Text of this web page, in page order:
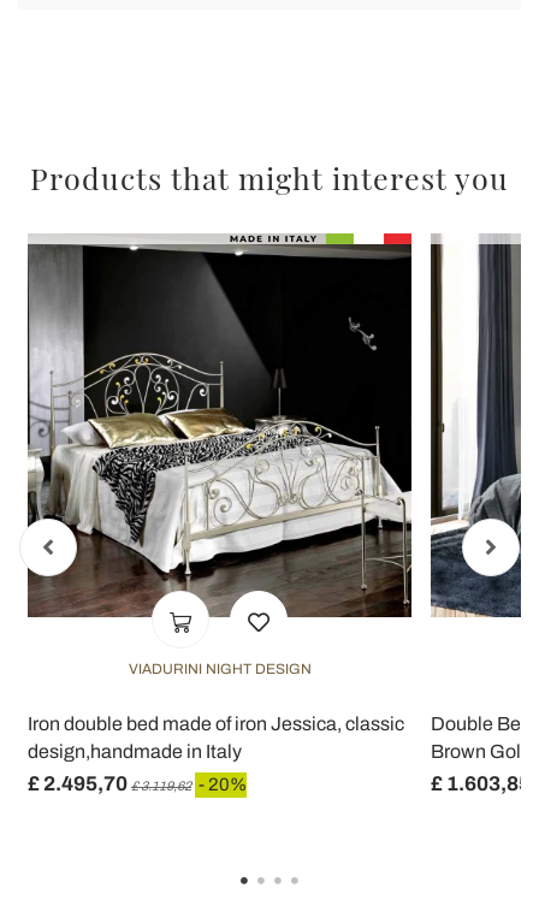
Products that might interest you
VIADURINI NIGHT DESIGN
Iron double bed made of iron Jessica, classic
design,handmade in Italy
£ 2.495,70 £ 3.119,62 - 20%
Double Bed
Brown Gold
£ 1.603,85